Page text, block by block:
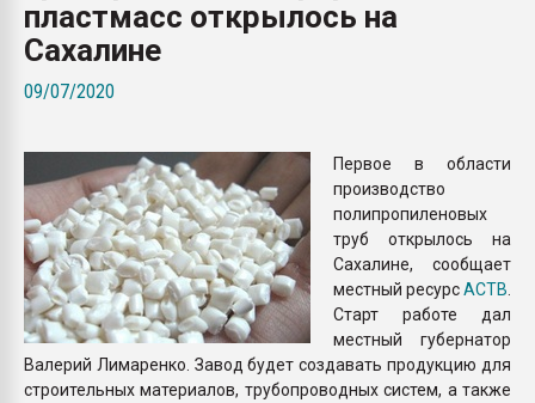
покупка, обмен
пластмасс открылось на
Сахалине
09/07/2020
Первое в области
производство
полипропиленовых
труб открылось на
Сахалине, сообщает
местный ресурсАСТВ
Старт работе дал
местный губернатор
Валерий Лимаренко. Завод будет создавать продукцию для
строительных материалов, трубопроводных систем, а также